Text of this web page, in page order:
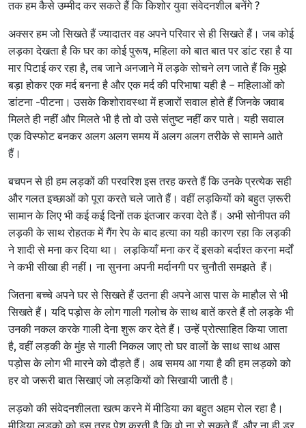
तक हम कैसे उम्मीद कर सकते हैं कि किशोर युवा संवेदनशील बनेंगे ?
अक्सर हम जो सिखते हैं ज्यादातर वह अपने परिवार से ही सिखते हैं। जब कोई
लड़का देखता है कि घर का कोई पुरूष, महिला को बात बात पर डांट रहा है या
मार पिटाई कर रहा है, तब जाने अनजाने में लड़के सोचने लग जाते हैं कि मुझे
बड़ा होकर एक मर्द बनना है और एक मर्द की परिभाषा यही है – महिलाओं को
डांटना -पीटना। उसके किशोरावस्था में हजारों सवाल होते हैं जिनके जवाब
मिलते ही नहीं और मिलते भी है तो वो उसे संतुष्ट नहीं कर पाते। यही सवाल
एक विस्फोट बनकर अलग अलग समय में अलग अलग तरीके से सामने आते
हैं।
बचपन से ही हम लड़कों की परवरिश इस तरह करते हैं कि उनके प्रत्येक सही
और गलत इच्छाओं को पूरा करते चले जाते हैं। वहीं लड़कियों को बहुत ज़रूरी
सामान के लिए भी कई कई दिनों तक इंतजार करवा देते हैं। अभी सोनीपत की
लड़की के साथ रोहतक में गैंग रेप के बाद हत्या का यही कारण रहा कि लड़की
ने शादी से मना कर दिया था। लड़कियाँ मना कर दें इसको बर्दाश्त करना मर्दों
ने कभी सीखा ही नहीं। ना सुनना अपनी मर्दानगी पर चुनौती समझते हैं।
जितना बच्चे अपने घर से सिखते हैं उतना ही अपने आस पास के माहौल से भी
सिखते हैं। यदि पड़ोस के लोग गाली गलोच के साथ बातें करते हैं तो लड़के भी
उनकी नकल करके गाली देना शुरू कर देते हैं। उन्हें प्रोत्साहित किया जाता
है, वहीं लड़की के मुंह से गाली निकल जाए तो घर वालों के साथ साथ आस
पड़ोस के लोग भी मारने को दौड़ते हैं। अब समय आ गया है की हम लड़को को
हर वो जरूरी बात सिखाएं जो लड़कियों को सिखायी जाती है।
लड़को की संवेदनशीलता खत्म करने में मीडिया का बहुत अहम रोल रहा है।